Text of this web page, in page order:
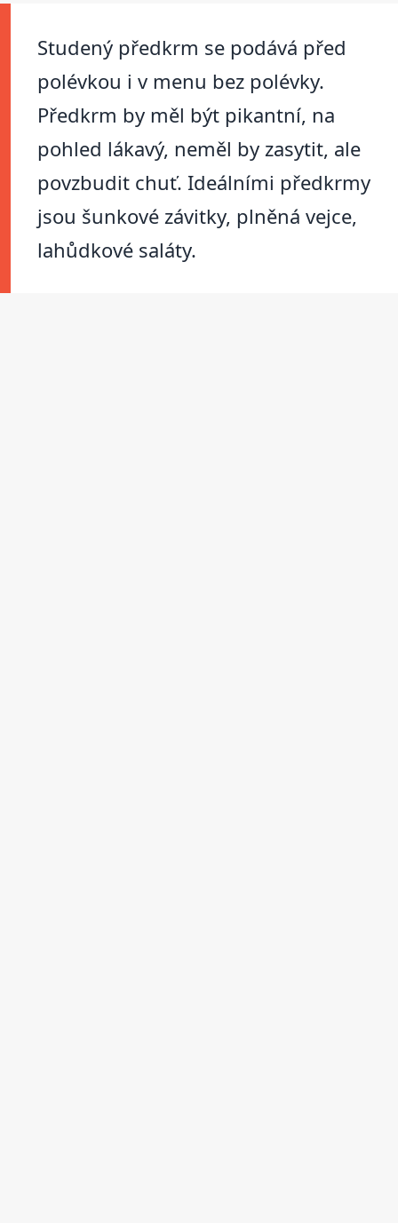
Studený předkrm se podává před
polévkou i v menu bez polévky.
Předkrm by měl být pikantní, na
pohled lákavý, neměl by zasytit, ale
povzbudit chuť. Ideálními předkrmy
jsou šunkové závitky, plněná vejce,
lahůdkové saláty.